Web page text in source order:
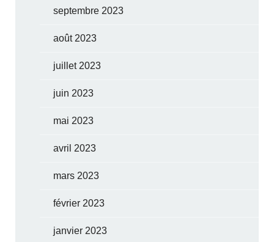
septembre 2023
août 2023
juillet 2023
juin 2023
mai 2023
avril 2023
mars 2023
février 2023
janvier 2023